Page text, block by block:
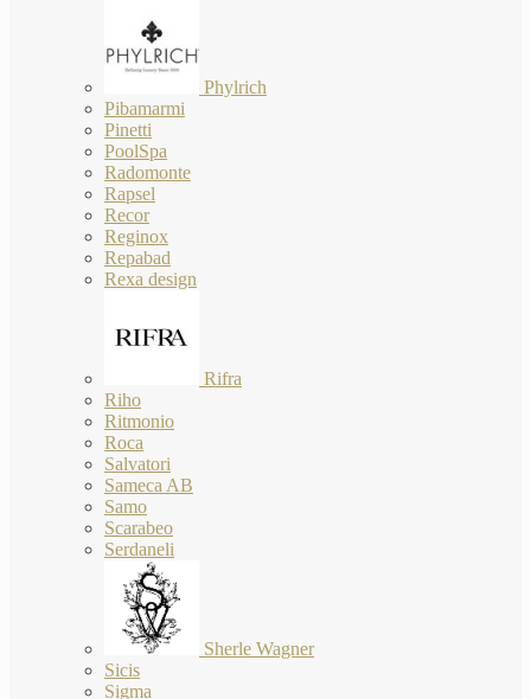
Phylrich
Pibamarmi
Pinetti
PoolSpa
Radomonte
Rapsel
Recor
Reginox
Repabad
Rexa design
Rifra
Riho
Ritmonio
Roca
Salvatori
Sameca AB
Samo
Scarabeo
Serdaneli
Sherle Wagner
Sicis
Sigma